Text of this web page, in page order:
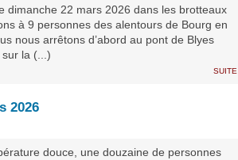
dimanche 22 mars 2026 dans les brotteaux
à 9 personnes des alentours de Bourg en
nous arrêtons d’abord au pont de Blyes
la (...)
suite
2026
douce, une douzaine de personnes